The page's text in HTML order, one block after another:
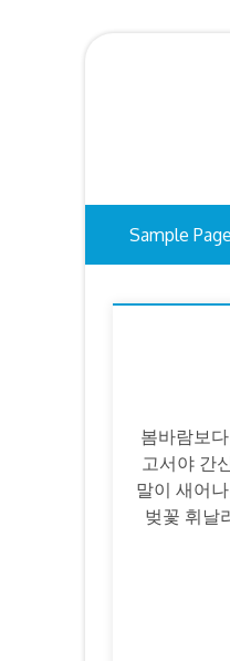
Sample Page
봄바람보
고서야 간
말이 새어
벚꽃 휘날